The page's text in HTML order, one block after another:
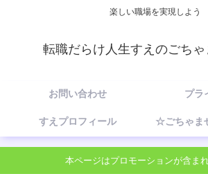
楽しい職場を実現しよう
転職だらけ人生すえのごち
お問い合わせ プラ
すえプロフィール ☆ごちゃま
本ページはプロモーションが含ま